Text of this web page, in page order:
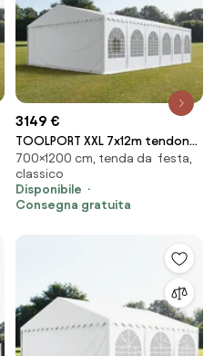
3149 €
TOOLPORT XXL 7x12m tendone
per feste, PVC 1400, telaio
perimetrale, bianco - (7559)
700×1200 cm, tenda da festa,
classico
Disponibile
Consegna gratuita